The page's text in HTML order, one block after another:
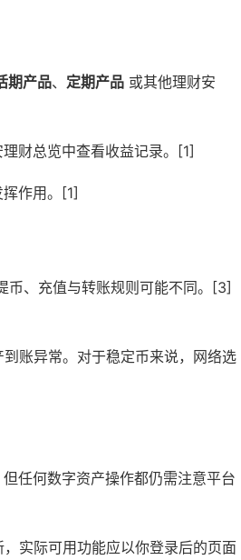
期产品、 定期产品 或其他理财安
财总览中查看收益记录。[1]
作用。[1]
币、充值与转账规则可能不同。[3]
账异常。对于稳定币来说，网络选
任何数字资产操作都仍需注意平台
实际可用功能应以你登录后的页面